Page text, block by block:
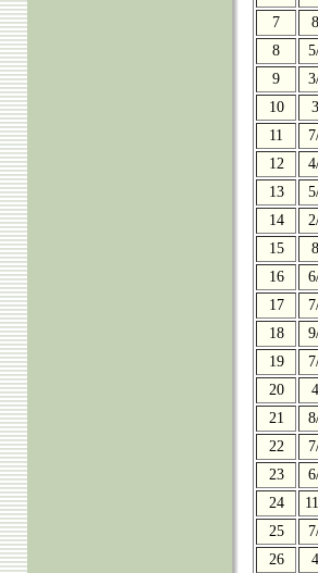
7
8
9
10
11
12
13
14
15
16
17
18
19
20
21
22
23
24
25
26